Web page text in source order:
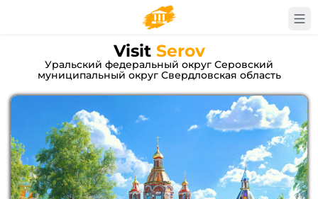
Visit Serov
Уральский федеральный округ Серовский
муниципальный округ Свердловская область